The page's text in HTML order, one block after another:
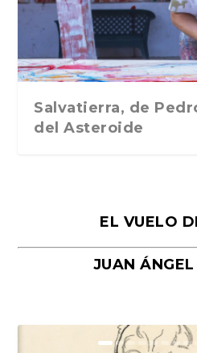
Salvatierra, de
del Asteroide
EL VUELO
JUAN